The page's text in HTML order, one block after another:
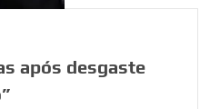
após desgaste